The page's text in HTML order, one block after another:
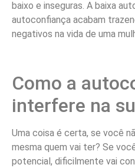
baixo e inseguras. A baixa
autoconfiança acabam
negativos na vida de uma
Como a
interfere na
Uma coisa é certa, se você
mesma quem vai ter? Se
potencial, dificilmente vai